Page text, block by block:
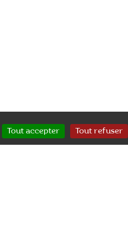
Tout accepter Tout refuser